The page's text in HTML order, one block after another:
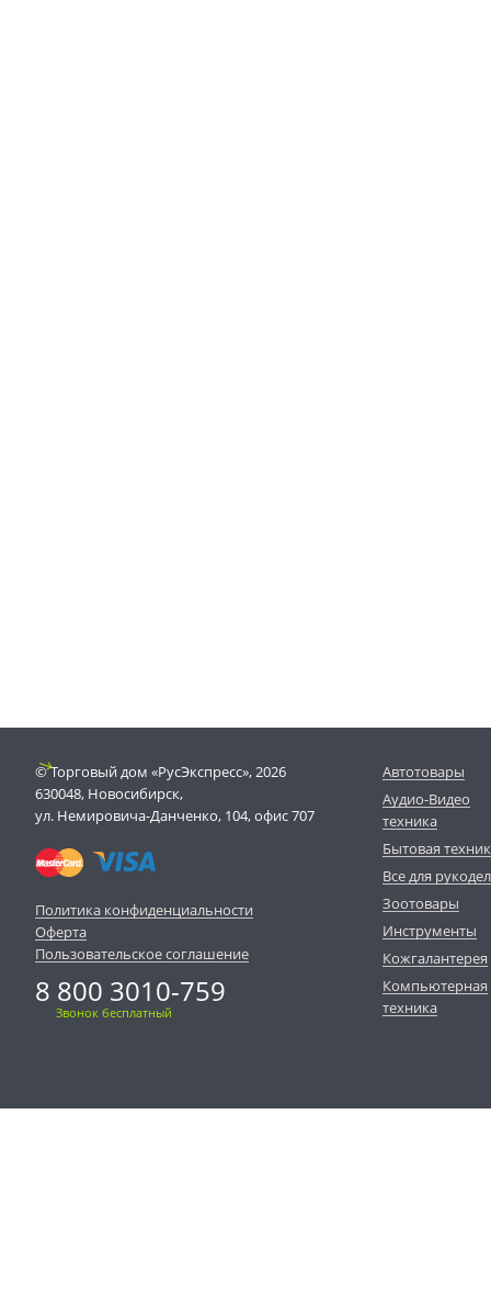
© Торговый дом «РусЭкспресс», 2026
630048, Новосибирск,
ул. Немировича-Данченко, 104, офис 707
Политика конфиденциальности
Оферта
Пользовательское соглашение
8 800 3010-759
Звонок бесплатный
Автотовары
Аудио-Видео
техника
Бытовая
Все для
Зоотовары
Инструменты
Кожгалантерея
Компьютерная
техника